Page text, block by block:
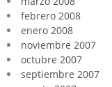
febrero 2008
enero 2008
noviembre 2007
octubre 2007
septiembre 2007